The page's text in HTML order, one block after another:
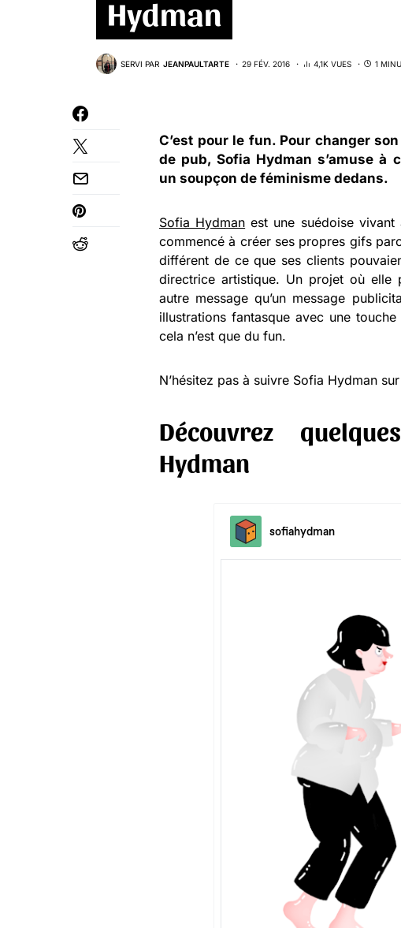
Hydman
SERVI PAR JEANPAULTARTE 29 FÉV. 2016 4,1K VUES 1
C’est pour le fun. Pour changer
de pub,Sofia Hydman s’amuse à
un soupçon de féminisme dedans.
Sofia Hydman est une suédoise
commencé à créer ses propres gifs
différent de ce que ses clients
directrice artistique. Un projet où elle
autre message qu’un message
illustrations fantasque avec une
cela n’est que du fun.
N’hésitez pas à suivre Sofia Hydman sur
Découvrez
Hydman